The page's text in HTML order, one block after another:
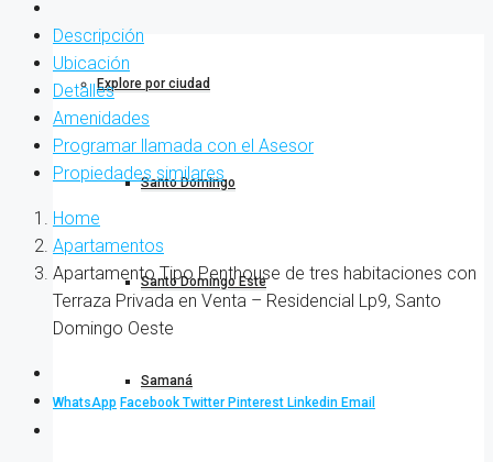
Explore por ciudad
Santo Domingo
Santo Domingo Este
Samaná
Descripción
Ubicación
Detalles
Amenidades
Programar llamada con el Asesor
Propiedades similares
Home
Apartamentos
Apartamento Tipo Penthouse de tres habitaciones con
Terraza Privada en Venta – Residencial Lp9, Santo
Domingo Oeste
WhatsApp Facebook Twitter Pinterest Linkedin Email